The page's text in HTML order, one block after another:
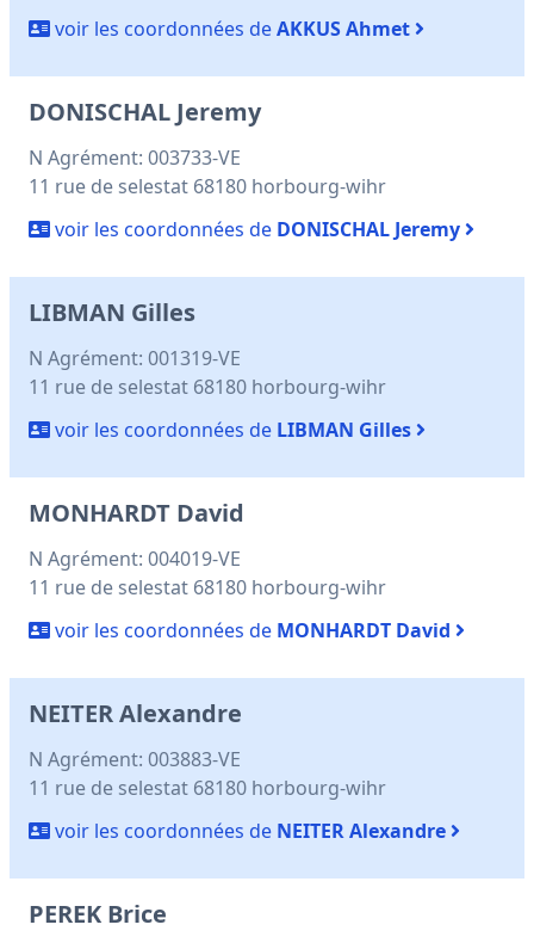
voir les coordonnées deAKKUS Ahmet
DONISCHAL Jeremy
N Agrément: 003733-VE
11 rue de selestat 68180 horbourg-wihr
voir les coordonnées de DONISCHAL Jeremy
LIBMAN Gilles
N Agrément: 001319-VE
11 rue de selestat 68180 horbourg-wihr
voir les coordonnées de LIBMAN Gilles
MONHARDT David
N Agrément: 004019-VE
11 rue de selestat 68180 horbourg-wihr
voir les coordonnées de MONHARDT David
NEITER Alexandre
N Agrément: 003883-VE
11 rue de selestat 68180 horbourg-wihr
voir les coordonnées de NEITER Alexandre
PEREK Brice